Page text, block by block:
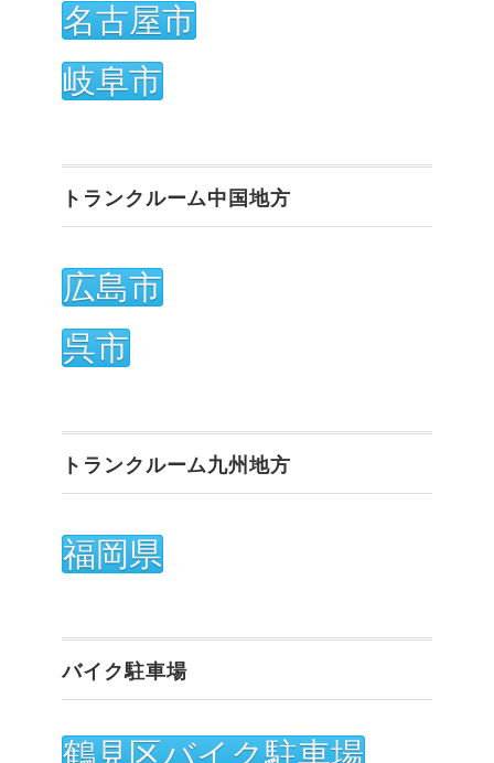
名古屋市
岐阜市
トランクルーム中国地方
広島市
呉市
トランクルーム九州地方
福岡県
バイク駐車場
鶴見区バイク駐車場